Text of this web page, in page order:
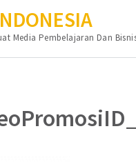
Media Pembelajaran Dan